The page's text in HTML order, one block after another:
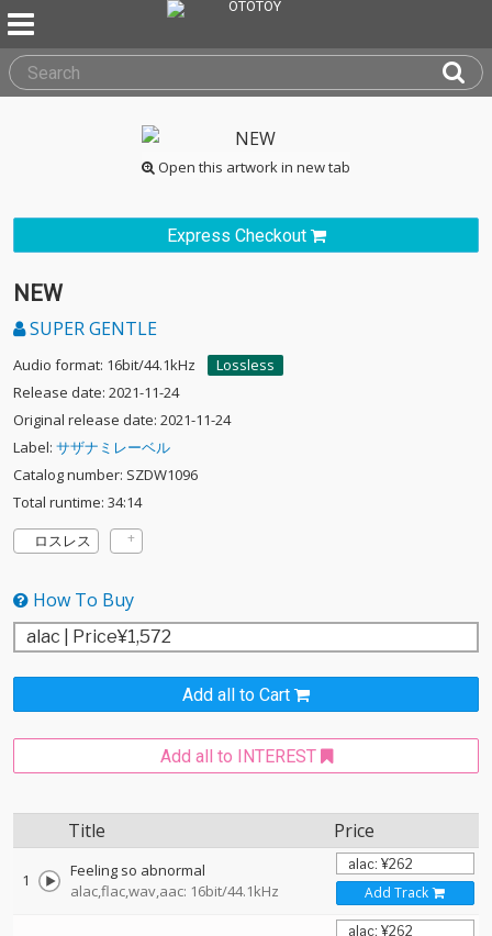
Open this artwork in new tab
Express Checkout
NEW
SUPER GENTLE
Audio format: 16bit/44.1kHz
Lossless
Release date: 2021-11-24
Original release date: 2021-11-24
Label: サザナミレーベル
Catalog number: SZDW1096
Total runtime: 34:14
ロスレス
How To Buy
Add all to Cart
Add all to INTEREST
Title Price
1
Feeling so abnormal
alac,flac,wav,aac: 16bit/44.1kHz
Add Track